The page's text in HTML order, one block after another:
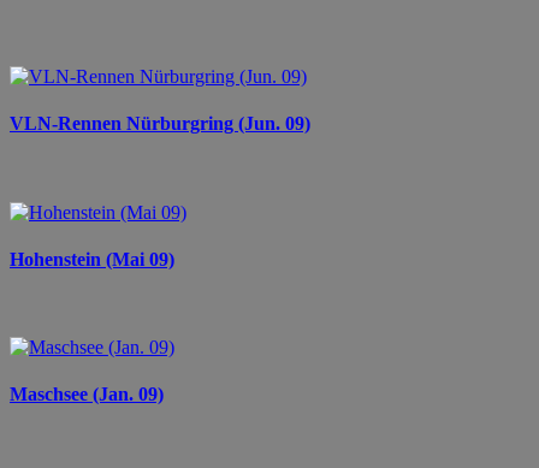
VLN-Rennen Nürburgring (Jun. 09)
Hohenstein (Mai 09)
Maschsee (Jan. 09)